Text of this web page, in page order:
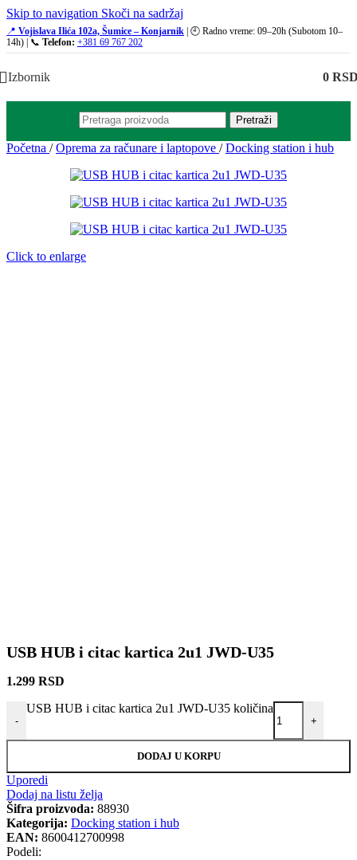
Skip to navigation Skoči na sadržaj
📍 Vojislava Ilića 102a, Šumice – Konjarnik | 🕘 Radno vreme: 09–20h (Subotom 10–
14h) | 📞 Telefon: +381 69 767 202
Izbornik 0
Pretraži
Početna / Oprema za računare i laptopove / Docking station i hub
Click to enlarge
USB HUB i citac kartica 2u1 JWD-U35
1.299 RSD
-
USB HUB i citac kartica 2u1 JWD-U35 količina
+
DODAJ U KORPU
Uporedi
Dodaj na listu želja
Šifra proizvoda: 88930
Kategorija: Docking station i hub
EAN: 8600412700998
Podeli: